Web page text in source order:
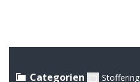
Categorien
Stoffering